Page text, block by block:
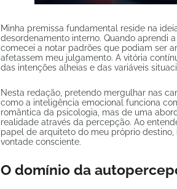
Minha premissa fundamental reside na
desordenamento interno. Quando aprendi
comecei a notar padrões que podiam ser
afetassem meu julgamento. A vitória
das intenções alheias e das variáveis
Nesta redação, pretendo mergulhar nas
como a inteligência emocional funciona
romântica da psicologia, mas de uma
realidade através da percepção. Ao
papel de arquiteto do meu próprio
vontade consciente.
O domínio da